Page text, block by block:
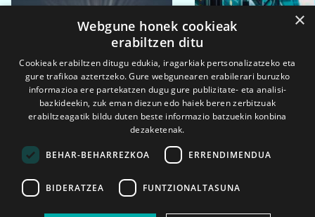
2026ko eka. 1a 2026ko mar. 1a
×
Webgune honek cookieak
erabiltzen ditu
Cookieak erabiltzen ditugu edukia, iragarkiak pertsonalizatzeko eta
gure trafikoa aztertzeko. Gure webgunearen erabilerari buruzko
informazioa ere partekatzen dugu gure publizitate- eta analisi-
bazkideekin, zuk eman diezun edo haiek beren zerbitzuak
erabiltzeagatik bildu duten beste informazio batzuekin konbina
dezaketenak.
BEHAR-BEHARREZKOA ERRENDIMENDUA
BIDERATZEA FUNTZIONALTASUNA